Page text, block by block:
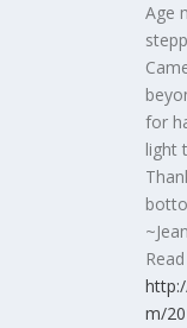
Age
for
light
~Jean
m/